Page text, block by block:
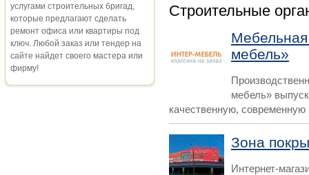
услугами строительных бригад,
которые предлагают сделать
ремонт офиса или квартиры под
ключ. Любой заказ или тендер на
сайте найдет своего мастера или
фирму!
Строительные
мебель»
мебель»
качественную, современную
Зона
Интернет-